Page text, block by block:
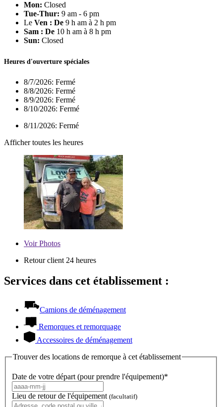
Mon: Closed
Tue-Thur: 9 am - 6 pm
Le Ven : De 9 h am à 2 h pm
Sam : De 10 h am à 8 h pm
Sun: Closed
Heures d'ouverture spéciales
8/7/2026: Fermé
8/8/2026: Fermé
8/9/2026: Fermé
8/10/2026: Fermé
8/11/2026: Fermé
Afficher toutes les heures
VoirPhotos
Retour client 24 heures
Services dans cet établissement :
Camions de déménagement
Remorques et remorquage
Accessoires de déménagement
Trouver des locations de remorque à cet établissement
Date de votre départ (pour prendre l'équipement)*
Lieu de retour de l'équipement (facultatif)